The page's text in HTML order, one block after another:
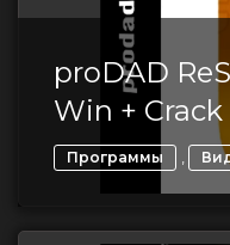
proDAD
Win + Crack
Программы ,